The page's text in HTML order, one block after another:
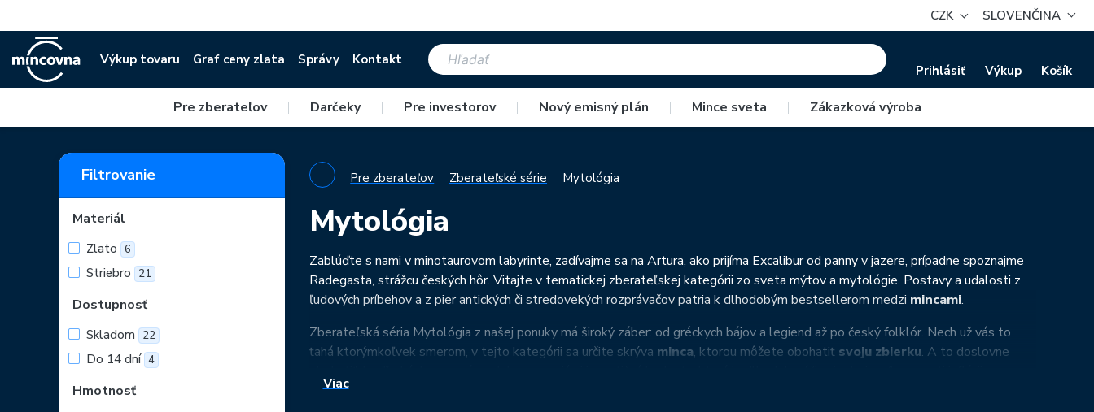
CZK SLOVENČINA
Výkup tovaru Graf ceny zlata Správy Kontakt
Prihlásiť Výkup Košík
Pre zberateľov | Darčeky | Pre investorov | Nový emisný plán | Mince sveta | Zákazková výroba
Filtrovanie
Materiál
Zlato 6
Striebro 21
Dostupnosť
Skladom 22
Do 14 dní 4
Hmotnosť
Pre zberateľov Zberateľské série Mytológia
Mytológia
Zablúďte s nami v minotaurovom labyrinte, zadívajme sa na Artura, ako prijíma Excalibur od panny v jazere, prípadne spoznajme
Radegasta, strážcu českých hôr. Vitajte v tematickej zberateľskej kategórii zo sveta mýtov a mytológie. Postavy a udalosti z
ľudových príbehov a z pier antických či stredovekých rozprávačov patria k dlhodobým bestsellerom medzi mincami.
Zberateľská séria Mytológia z našej ponuky má široký záber: od gréckych bájov a legiend až po český folklór. Nech už vás to
ťahá ktorýmkoľvek smerom, v tejto kategórii sa určite skrýva minca, ktorou môžete obohatiť svoju zbierku. A to doslovne
Nevybrali ste si zo zbierky mytológia? Neváhajte si pozrieť
Viac